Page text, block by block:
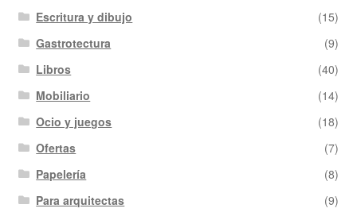
Escritura y dibujo
(15)
Gastrotectura
(9)
Libros
(40)
Mobiliario
(14)
Ocio y juegos
(18)
Ofertas
(7)
Papelería
(8)
Para arquitectas
(9)